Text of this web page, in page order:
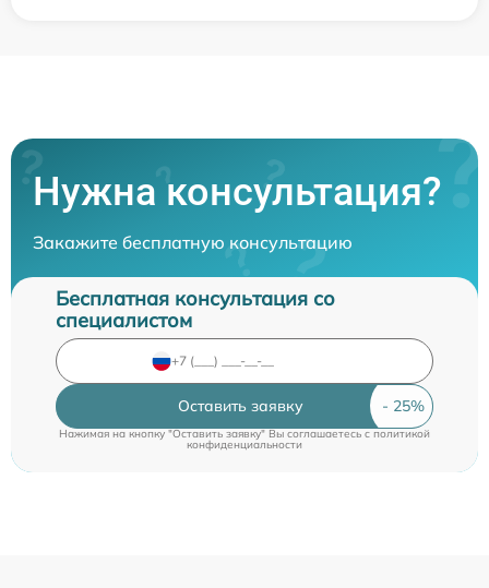
Нужна консультация?
Закажите бесплатную консультацию
Бесплатная консультация со
специалистом
Оставить заявку
Нажимая на кнопку "Оставить заявку" Вы соглашаетесь cполитикой
конфиденциальности